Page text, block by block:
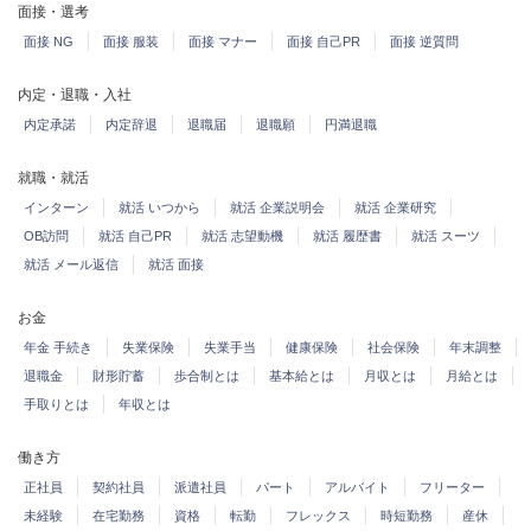
面接・選考
面接 NG 面接 服装 面接 マナー 面接 自己PR 面接 逆質問
内定・退職・入社
内定承諾 内定辞退 退職届 退職願 円満退職
就職・就活
インターン 就活 いつから 就活 企業説明会
就活 企業研究
OB訪問
就活 自己PR 就活 志望動機 就活 履歴書
就活 スーツ
就活 メール返信
就活 面接
お金
年金 手続き 失業保険 失業手当 健康保険 社会保険
年末調整
退職金
財形貯蓄 歩合制とは 基本給とは 月収とは
月給とは
手取りとは
年収とは
働き方
正社員 契約社員 派遣社員 パート アルバイト
フリーター
未経験
在宅勤務 資格 転勤 フレックス 時短勤務
産休